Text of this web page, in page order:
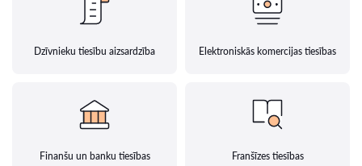
Dzīvnieku tiesību aizsardzība Elektroniskās komercijas tiesības
Finanšu un banku tiesības Franšīzes tiesības